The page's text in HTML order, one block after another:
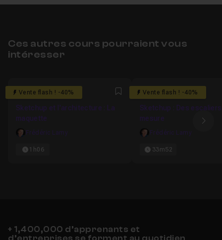
Ces autres cours pourraient vous
intéresser
Vente flash ! -40%
5 Favori
Sketchup et l'architecture : La
maquette
Frédéric Lamy
1h06
Vente flash ! -40%
4.75
Sketchup : Des
mesure
Frédéric Lamy
33m52
+ 1,400,000 d’apprenants et